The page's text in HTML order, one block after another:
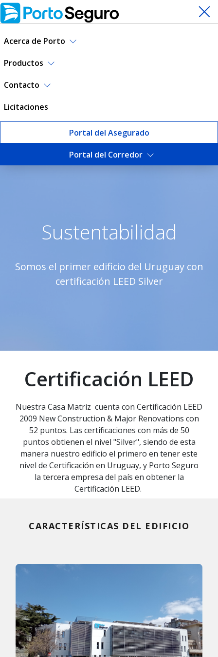
Acerca de Porto
Productos
Contacto
Licitaciones
Portal del Asegurado
Portal del Corredor
Sustentabilidad | Porto
Sustentabilidad
Somos el primer edificio del Uruguay con
certificación LEED Silver
Certificación LEED
Nuestra Casa Matriz cuenta con Certificación LEED
2009 New Construction & Major Renovations con
52 puntos. Las certificaciones con más de 50
puntos obtienen el nivel "Silver", siendo de esta
manera nuestro edificio el primero en tener este
nivel de Certificación en Uruguay, y Porto Seguro
la tercera empresa del país en obtener la
Certificación LEED.
CARACTERÍSTICAS DEL EDIFICIO